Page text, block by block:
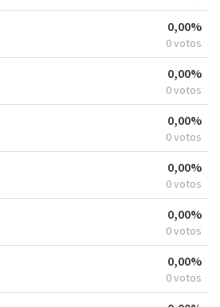
0,00%
0 votos
0,00%
0 votos
0,00%
0 votos
0,00%
0 votos
0,00%
0 votos
0,00%
0 votos